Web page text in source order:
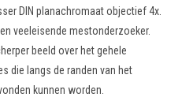
DIN planachromaat objectief 4x.
veeleisende mestonderzoeker.
beeld over het gehele
die langs de randen van het
kunnen worden.